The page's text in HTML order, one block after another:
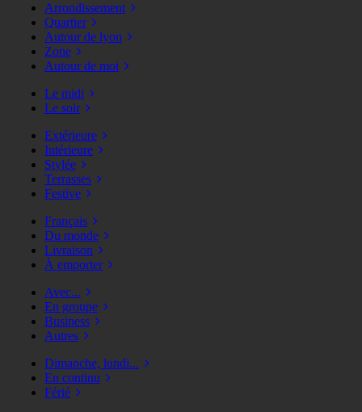
Arrondissement
Quartier
Autour de lyon
Zone
Autour de moi
Le midi
Le soir
Extérieure
Intérieure
Stylée
Terrasses
Festive
Français
Du monde
Livraison
À emporter
Avec...
En groupe
Business
Autres
Dimanche, lundi...
En continu
Férié